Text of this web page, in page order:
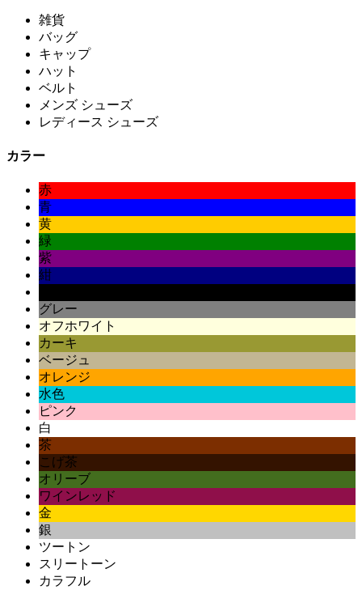
雑貨
バッグ
キャップ
ハット
ベルト
メンズ シューズ
レディース シューズ
カラー
赤
青
黄
緑
紫
紺
グレー
オフホワイト
カーキ
ベージュ
オレンジ
水色
ピンク
白
茶
こげ茶
オリーブ
ワインレッド
金
銀
ツートン
スリートーン
カラフル